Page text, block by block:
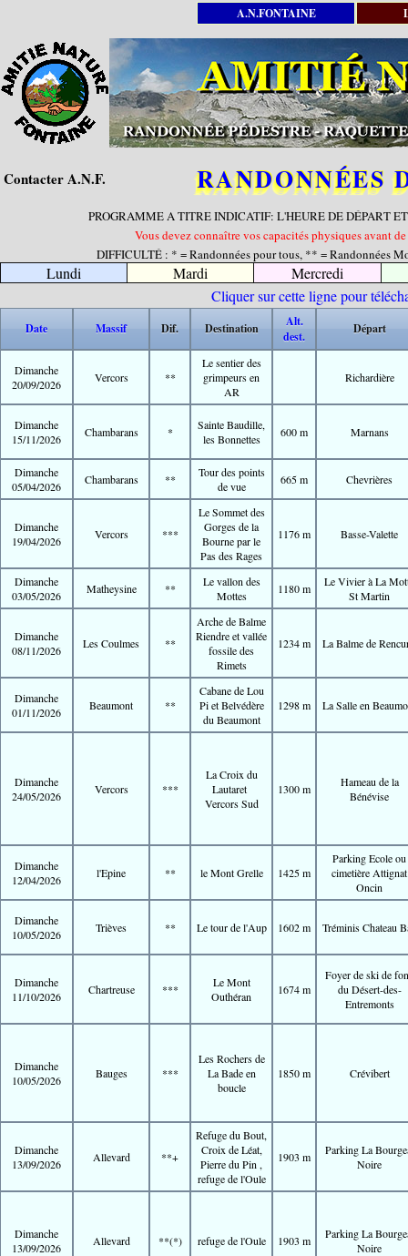
Contacter A.N.F. RANDONNÉES
PROGRAMME A TITRE INDICATIF: L'HEURE DE DÉPART
Vous devez connaître vos capacités physiques avant
DIFFICULTÉ : * = Randonnées pour tous, ** = Randonnées
Lundi Mardi
Mercredi
Cliquer sur cette ligne pour
Date Massif Dif. Destination
Alt.
dest.
Départ
Dimanche
20/09/2026
Vercors **
Le sentier des
grimpeurs en
AR
Richardière
Dimanche
15/11/2026
Chambarans *
Sainte Baudille,
les Bonnettes
600 m Marnans
Dimanche
05/04/2026
Chambarans **
Tour des points
de vue
665 m Chevrières
Dimanche
19/04/2026
Vercors ***
Le Sommet des
Gorges de la
Bourne par le
Pas des Rages
1176 m Basse-Valette
Dimanche
03/05/2026
Matheysine **
Le vallon des
Mottes
1180 m
Le Vivier à La
St Martin
Dimanche
08/11/2026
Les Coulmes **
Arche de Balme
Riendre et vallée
fossile des
Rimets
1234 m La Balme de
Dimanche
01/11/2026
Beaumont **
Cabane de Lou
Pi et Belvédère
du Beaumont
1298 m La Salle en
Dimanche
24/05/2026
Vercors ***
La Croix du
Lautaret
Vercors Sud
1300 m
Hameau de la
Bénévise
Dimanche
12/04/2026
l'Epine ** le Mont Grelle 1425 m
Parking Ecole ou
cimetière Attignat
Oncin
Dimanche
10/05/2026
Trièves ** Le tour de l'Aup 1602 m Tréminis Chateau
Dimanche
11/10/2026
Chartreuse ***
Le Mont
Outhéran
1674 m
Foyer de ski de
du Désert-des-
Entremonts
Dimanche
10/05/2026
Bauges ***
Les Rochers de
La Bade en
boucle
1850 m Crévibert
Dimanche
13/09/2026
Allevard **+
Refuge du Bout,
Croix de Léat,
Pierre du Pin ,
refuge de l'Oule
1903 m
Parking La
Noire
Dimanche
13/09/2026
Allevard **(*) refuge de l'Oule 1903 m
Parking La
Noire
A.N.FONTAINE